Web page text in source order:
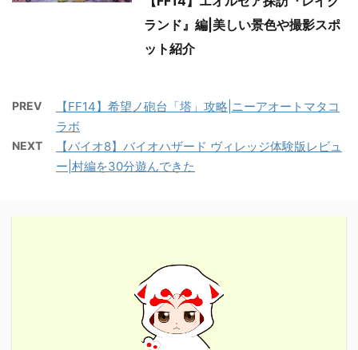
ランド』編|美しい景色や撮影スポ
ット紹介
PREV
【FF14】希望ノ砲台「塔」攻略|ニーアオートマタコ
ラボ
NEXT
【バイオ8】バイオハザード ヴィレッジ体験版レビュ
ー|村編を30分遊んできた